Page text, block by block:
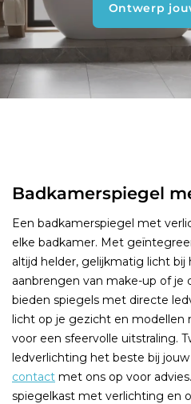
Ontwerp
Badkamerspiegel
Een badkamerspiegel met
elke badkamer. Met
altijd helder, gelijkmatig licht bij
aanbrengen van make-up of je
bieden spiegels met directe
licht op je gezicht en modellen
voor een sfeervolle uitstraling.
ledverlichting het beste bij
contact met ons op voor
spiegelkast met verlichting en